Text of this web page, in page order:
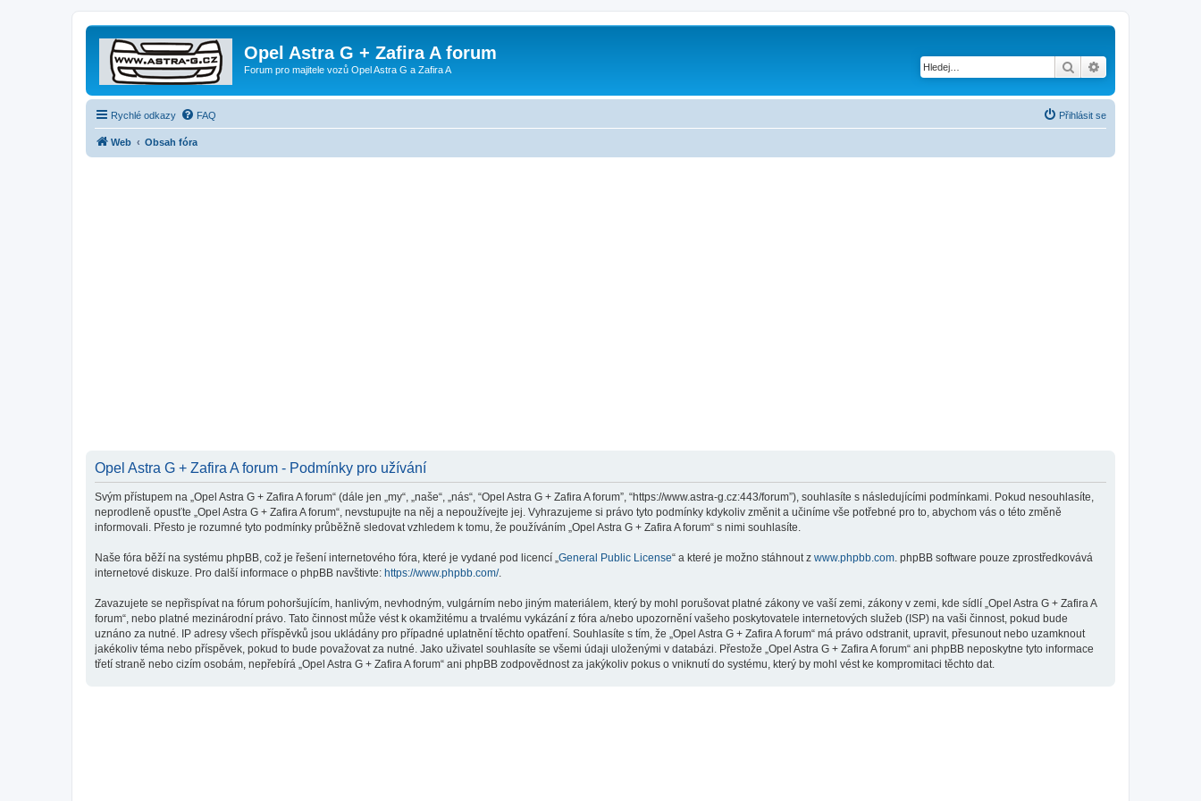
Opel Astra G + Zafira A forum
Forum pro majitele vozů Opel Astra G a Zafira A Hledat
Rychlé odkazy FAQ Přihlásit se
Web Obsah fóra
Opel Astra G + Zafira A forum - Podmínky pro užívání
Svým přístupem na „Opel Astra G + Zafira A forum“ (dále jen „my“, „naše“, „nás“, “Opel Astra G + Zafira A forum”, “https://www.astra-g.cz:443/forum”), souhlasíte s následujícími podmínkami. Pokud nesouhlasíte,
neprodleně opusťte „Opel Astra G + Zafira A forum“, nevstupujte na něj a nepoužívejte jej. Vyhrazujeme si právo tyto podmínky kdykoliv změnit a učiníme vše potřebné pro to, abychom vás o této změně
informovali. Přesto je rozumné tyto podmínky průběžně sledovat vzhledem k tomu, že používáním „Opel Astra G + Zafira A forum“ s nimi souhlasíte.
Naše fóra běží na systému phpBB, což je řešení internetového fóra, které je vydané pod licencí „ General Public License“ a které je možno stáhnout z www.phpbb.com . phpBB software pouze zprostředkovává
internetové diskuze. Pro další informace o phpBB navštivte: https://www.phpbb.com/.
Zavazujete se nepřispívat na fórum pohoršujícím, hanlivým, nevhodným, vulgárním nebo jiným materiálem, který by mohl porušovat platné zákony ve vaší zemi, zákony v zemi, kde sídlí „Opel Astra G + Zafira A
forum“, nebo platné mezinárodní právo. Tato činnost může vést k okamžitému a trvalému vykázání z fóra a/nebo upozornění vašeho poskytovatele internetových služeb (ISP) na vaši činnost, pokud bude
uznáno za nutné. IP adresy všech příspěvků jsou ukládány pro případné uplatnění těchto opatření. Souhlasíte s tím, že „Opel Astra G + Zafira A forum“ má právo odstranit, upravit, přesunout nebo uzamknout
jakékoliv téma nebo příspěvek, pokud to bude považovat za nutné. Jako uživatel souhlasíte se všemi údaji uloženými v databázi. Přestože „Opel Astra G + Zafira A forum“ ani phpBB neposkytne tyto informace
třetí straně nebo cizím osobám, nepřebírá „Opel Astra G + Zafira A forum“ ani phpBB zodpovědnost za jakýkoliv pokus o vniknutí do systému, který by mohl vést ke kompromitaci těchto dat.